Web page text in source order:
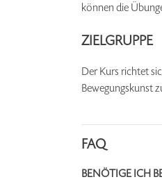
können die
ZIELGRUPPE
Der Kurs richtet
Bewegungskunst
FAQ
BENÖTIGE ICH